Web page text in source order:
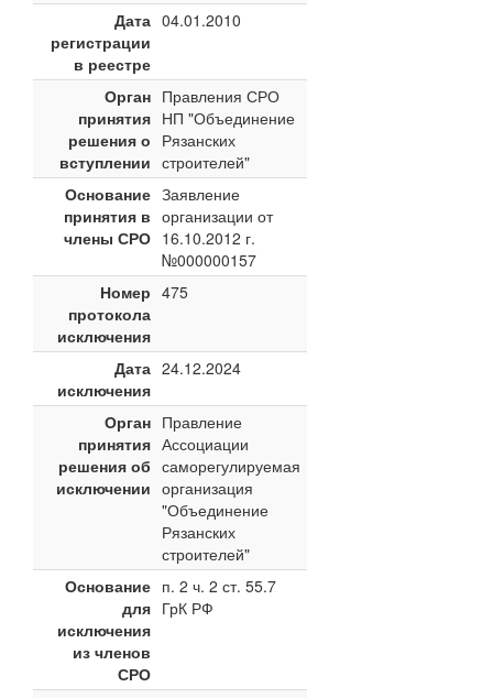
Дата
регистрации
в реестре
04.01.2010
Орган
принятия
решения о
вступлении
Правления СРО
НП "Объединение
Рязанских
строителей"
Основание
принятия в
члены СРО
Заявление
организации от
16.10.2012 г.
№000000157
Номер
протокола
исключения
475
Дата
исключения
24.12.2024
Орган
принятия
решения об
исключении
Правление
Ассоциации
саморегулируемая
организация
"Объединение
Рязанских
строителей"
Основание
для
исключения
из членов
СРО
п. 2 ч. 2 ст. 55.7
ГрК РФ